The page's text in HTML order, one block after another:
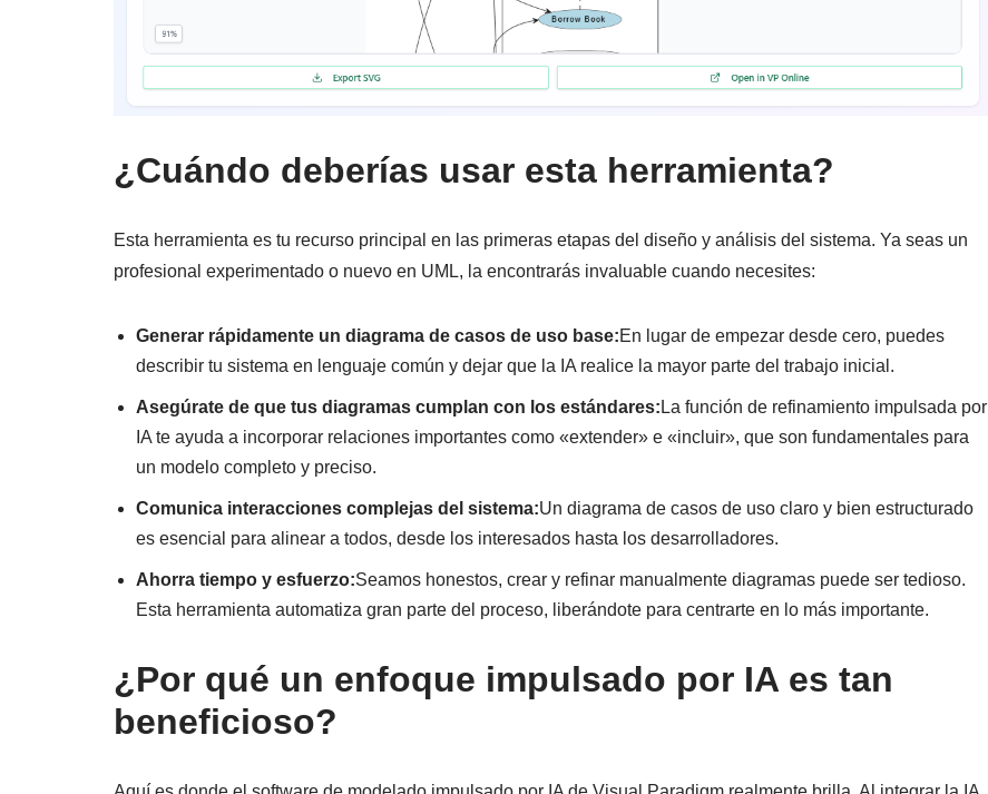
¿Cuándo deberías usar esta herramienta?
Esta herramienta es tu recurso principal en las primeras etapas del diseño y análisis del sistema. Ya seas un
profesional experimentado o nuevo en UML, la encontrarás invaluable cuando necesites:
Generar rápidamente un diagrama de casos de uso base:En lugar de empezar desde cero, puedes
describir tu sistema en lenguaje común y dejar que la IA realice la mayor parte del trabajo inicial.
Asegúrate de que tus diagramas cumplan con los estándares: La función de refinamiento impulsada por
IA te ayuda a incorporar relaciones importantes como «extender» e «incluir», que son fundamentales para
un modelo completo y preciso.
Comunica interacciones complejas del sistema:Un diagrama de casos de uso claro y bien estructurado
es esencial para alinear a todos, desde los interesados hasta los desarrolladores.
Ahorra tiempo y esfuerzo:Seamos honestos, crear y refinar manualmente diagramas puede ser tedioso.
Esta herramienta automatiza gran parte del proceso, liberándote para centrarte en lo más importante.
¿Por qué un enfoque impulsado por IA es tan
beneficioso?